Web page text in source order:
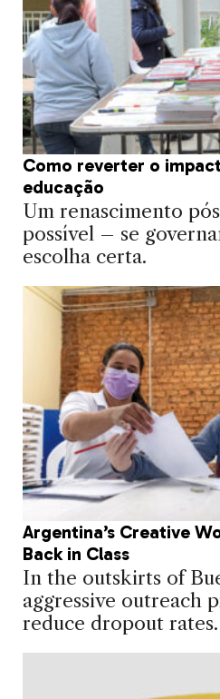
Como reverter o
educação
Um renascimento
possível – se
escolha certa.
Argentina’s Creative
Back in Class
In the outskirts of
aggressive outreach
reduce dropout